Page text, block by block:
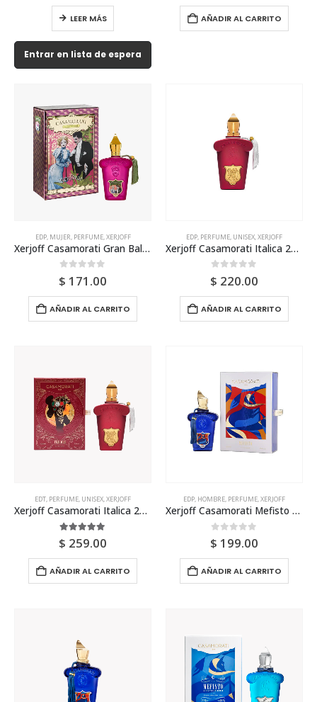
LEER MÁS
Entrar en lista de espera
AÑADIR AL CARRITO
EDP, MUJER PERFUME, XERJOFF
Xerjoff Casamorati Gran Ballo Edp 100ml Para Mujer
0 out of 5
$ 171.00
AÑADIR AL CARRITO
EDP PERFUME UNISEX XERJOFF
Xerjoff Casamorati Italica 2021 Edp 100ml Tester Unisex
0 out of 5
$ 220.00
AÑADIR AL CARRITO
EDT, PERFUME, UNISEX,XERJOFF
Xerjoff Casamorati Italica 2021 Edp 100ml Unisex
5.00out of 5
$ 259.00
AÑADIR AL CARRITO
EDP, HOMBRE, PERFUME,XERJOFF
Xerjoff Casamorati Mefisto Edp 100ml Para Hombre
0 out of 5
$ 199.00
AÑADIR AL CARRITO